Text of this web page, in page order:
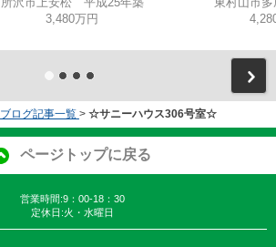
3,480万円
ブログ記事一覧 > ☆サニーハウス306号室☆
ページトップに戻る
営業時間:9：00-18：30
定休日:火・水曜日